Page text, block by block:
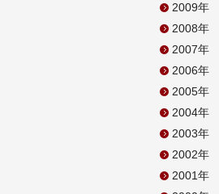
2009年
2008年
2007年
2006年
2005年
2004年
2003年
2002年
2001年